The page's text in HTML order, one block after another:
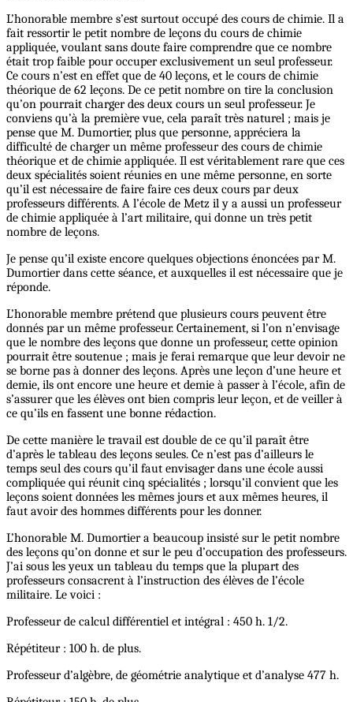
L’honorable membre s’est surtout occupé des cours de chimie. Il a
fait ressortir le petit nombre de leçons du cours de chimie
appliquée, voulant sans doute faire comprendre que ce nombre
était trop faible pour occuper exclusivement un seul professeur.
Ce cours n’est en effet que de 40 leçons, et le cours de chimie
théorique de 62 leçons. De ce petit nombre on tire la conclusion
qu’on pourrait charger des deux cours un seul professeur. Je
conviens qu’à la première vue, cela paraît très naturel ; mais je
pense que M. Dumortier, plus que personne, appréciera la
difficulté de charger un même professeur des cours de chimie
théorique et de chimie appliquée. Il est véritablement rare que ces
deux spécialités soient réunies en une même personne, en sorte
qu’il est nécessaire de faire faire ces deux cours par deux
professeurs différents. A l’école de Metz il y a aussi un professeur
de chimie appliquée à l’art militaire, qui donne un très petit
nombre de leçons.
Je pense qu’il existe encore quelques objections énoncées par M.
Dumortier dans cette séance, et auxquelles il est nécessaire que je
réponde.
L’honorable membre prétend que plusieurs cours peuvent être
donnés par un même professeur. Certainement, si l’on n’envisage
que le nombre des leçons que donne un professeur, cette opinion
pourrait être soutenue ; mais je ferai remarque que leur devoir ne
se borne pas à donner des leçons. Après une leçon d’une heure et
demie, ils ont encore une heure et demie à passer à l’école, afin de
s’assurer que les élèves ont bien compris leur leçon, et de veiller à
ce qu’ils en fassent une bonne rédaction.
De cette manière le travail est double de ce qu’il paraît être
d’après le tableau des leçons seules. Ce n’est pas d’ailleurs le
temps seul des cours qu’il faut envisager dans une école aussi
compliquée qui réunit cinq spécialités ; lorsqu’il convient que les
leçons soient données les mêmes jours et aux mêmes heures, il
faut avoir des hommes différents pour les donner.
L’honorable M. Dumortier a beaucoup insisté sur le petit nombre
des leçons qu’on donne et sur le peu d’occupation des professeurs.
J’ai sous les yeux un tableau du temps que la plupart des
professeurs consacrent à l’instruction des élèves de l’école
militaire. Le voici :
Professeur de calcul différentiel et intégral : 450 h. 1/2.
Répétiteur : 100 h. de plus.
Professeur d’algèbre, de géométrie analytique et d’analyse 477 h.